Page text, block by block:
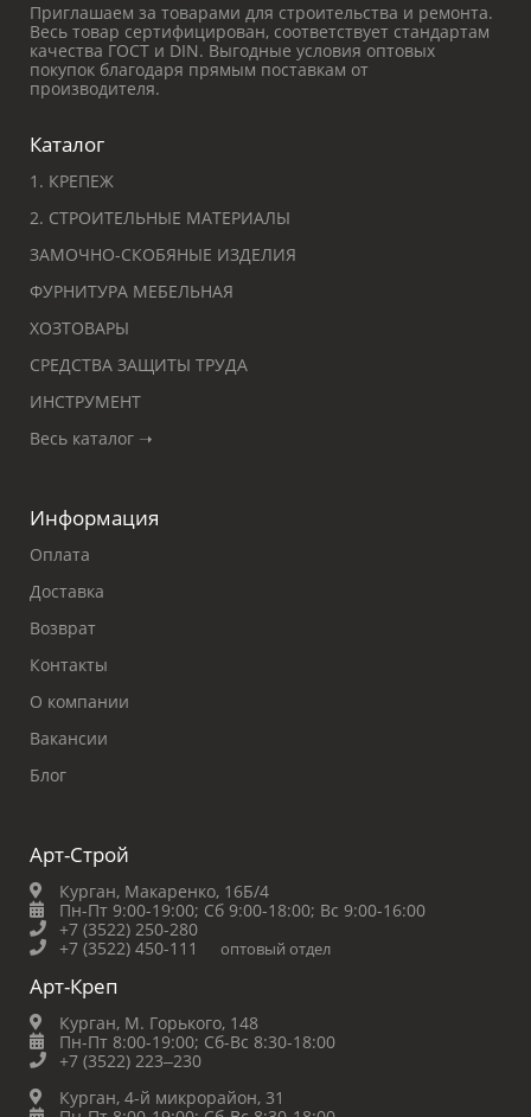
Приглашаем за товарами для строительства и ремонта.
Весь товар сертифицирован, соответствует стандартам
качества ГОСТ и DIN. Выгодные условия оптовых
покупок благодаря прямым поставкам от
производителя.
Каталог
1. КРЕПЕЖ
2. СТРОИТЕЛЬНЫЕ МАТЕРИАЛЫ
ЗАМОЧНО-СКОБЯНЫЕ ИЗДЕЛИЯ
ФУРНИТУРА МЕБЕЛЬНАЯ
ХОЗТОВАРЫ
СРЕДСТВА ЗАЩИТЫ ТРУДА
ИНСТРУМЕНТ
Весь каталог ➝
Информация
Оплата
Доставка
Возврат
Контакты
О компании
Вакансии
Блог
Арт-Строй
Курган, Макаренко, 16Б/4
Пн-Пт 9:00-19:00; Сб 9:00-18:00; Вс 9:00-16:00
+7 (3522) 250-280
+7 (3522) 450-111
оптовый отдел
Арт-Креп
Курган, М. Горького, 148
Пн-Пт 8:00-19:00; Сб-Вс 8:30-18:00
+7 (3522) 223‒230
Курган, 4-й микрорайон, 31